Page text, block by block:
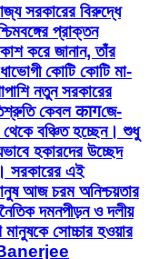
সরকারের বিরুদ্ধে
প্রাক্তন
করে জানান, তাঁর
কোটি কোটি মা-
নতুন সরকারের
কেবল कागজে-
বঞ্চিত হচ্ছেন। শুধু
হকারদের উচ্ছেদ
সরকারের এই
আজ চরম অনিশ্চয়তার
দমনপীড়ন ও দলীয়
সোচ্চার হওয়ার